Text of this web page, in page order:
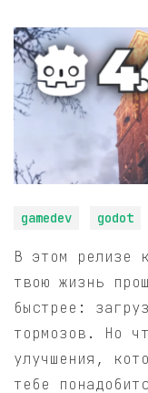
gamedev godot
В этом релизе
твою жизнь
быстрее:
тормозов. Но
улучшения,
тебе